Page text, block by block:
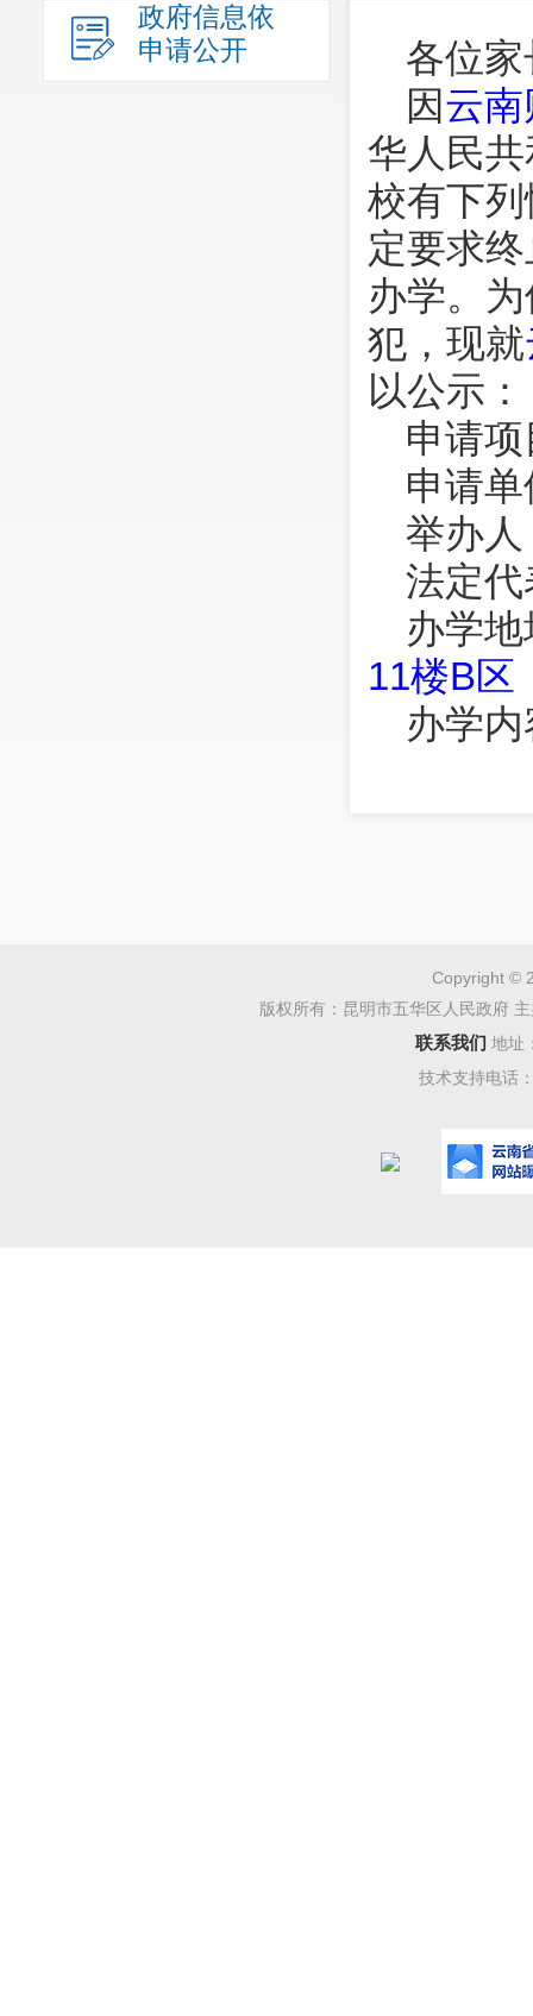
政府信息依
申请公开
各位
因云
华人民
校有下
定要求
办学。
犯，现就
以公示：
申请
申请
举办人
法定
办学
11楼B区
办学
五十九
若云
履行对
受理
Copyright ©
版权所有：昆明市五华区人民政府
联系我们 地址
技术支持电话